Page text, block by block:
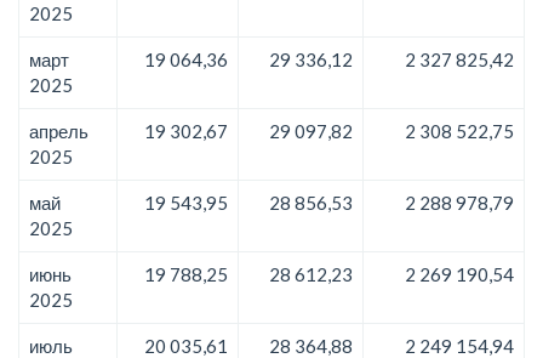
2025
март
2025
19 064,36 29 336,12 2 327 825,42
апрель
2025
19 302,67 29 097,82 2 308 522,75
май
2025
19 543,95 28 856,53 2 288 978,79
июнь
2025
19 788,25 28 612,23 2 269 190,54
июль
20 035,61 28 364,88 2 249 154,94